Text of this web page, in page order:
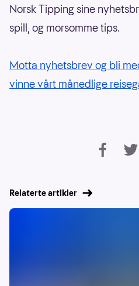
Norsk Tipping sine
spill, og morsomme tips.
Motta nyhetsbrev og bli
vinne vårt månedlige
Relaterte artikler